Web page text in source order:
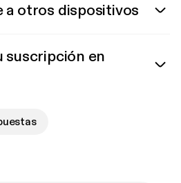
otros dispositivos
suscripción en